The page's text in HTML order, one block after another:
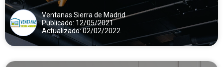
Ventanas Sierra de Madrid
Publicado: 12/05/2021
Actualizado: 02/02/2022